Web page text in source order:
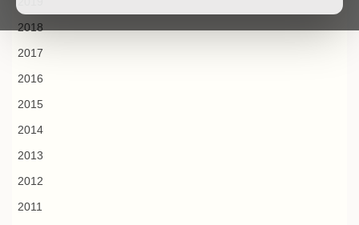
2018
2017
2016
2015
2014
2013
2012
2011